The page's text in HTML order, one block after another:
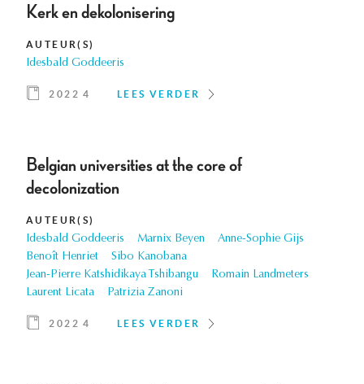
Kerk en dekolonisering
AUTEUR(S)
Idesbald Goddeeris
2022 4 LEES VERDER
Belgian universities at the core of
decolonization
AUTEUR(S)
Idesbald Goddeeris Marnix Beyen
Anne-Sophie Gijs
Benoît Henriet
Sibo Kanobana
Jean-Pierre Katshidikaya Tshibangu
Romain Landmeters
Laurent Licata
Patrizia Zanoni
2022 4 LEES VERDER